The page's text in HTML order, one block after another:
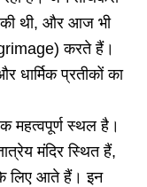
की थी, और आज भी
करते हैं।
धार्मिक प्रतीकों का
महत्वपूर्ण स्थल है।
मंदिर स्थित हैं,
के लिए आते हैं। इन